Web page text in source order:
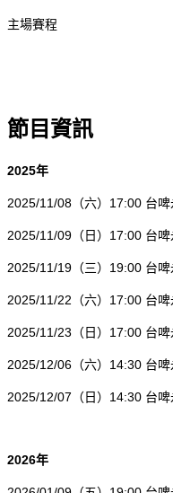
主場賽程
節目資訊
2025年
2025/11/08 （六）17:00 台
2025/11/09 （日）17:00 台
2025/11/19 （三）19:00 台
2025/11/22 （六）17:00 台
2025/11/23 （日）17:00 台
2025/12/06 （六）14:30 台
2025/12/07 （日）14:30 台
2026年